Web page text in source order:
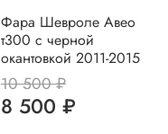
Фара Шевроле Авео
т300 с черной
окантовкой 2011-2015
10 500 ₽
8 500 ₽